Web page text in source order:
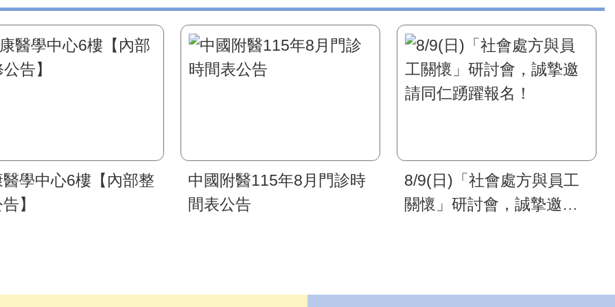
學中心6樓【內部整
】
中國附醫115年8月門診時
間表公告
8/9(日)「社會處方與員工
關懷」研討會，誠摯邀請